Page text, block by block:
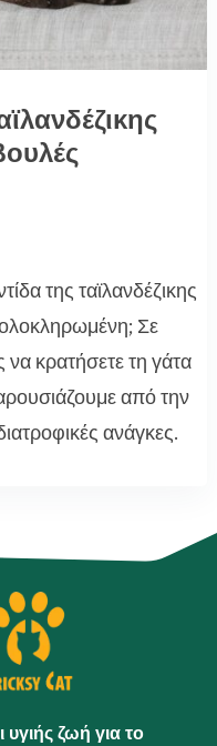
της ταϊλανδέζικης
ολοκληρωμένη; Σε
κρατήσετε τη γάτα
από την
ανάγκες.
ζωή για το